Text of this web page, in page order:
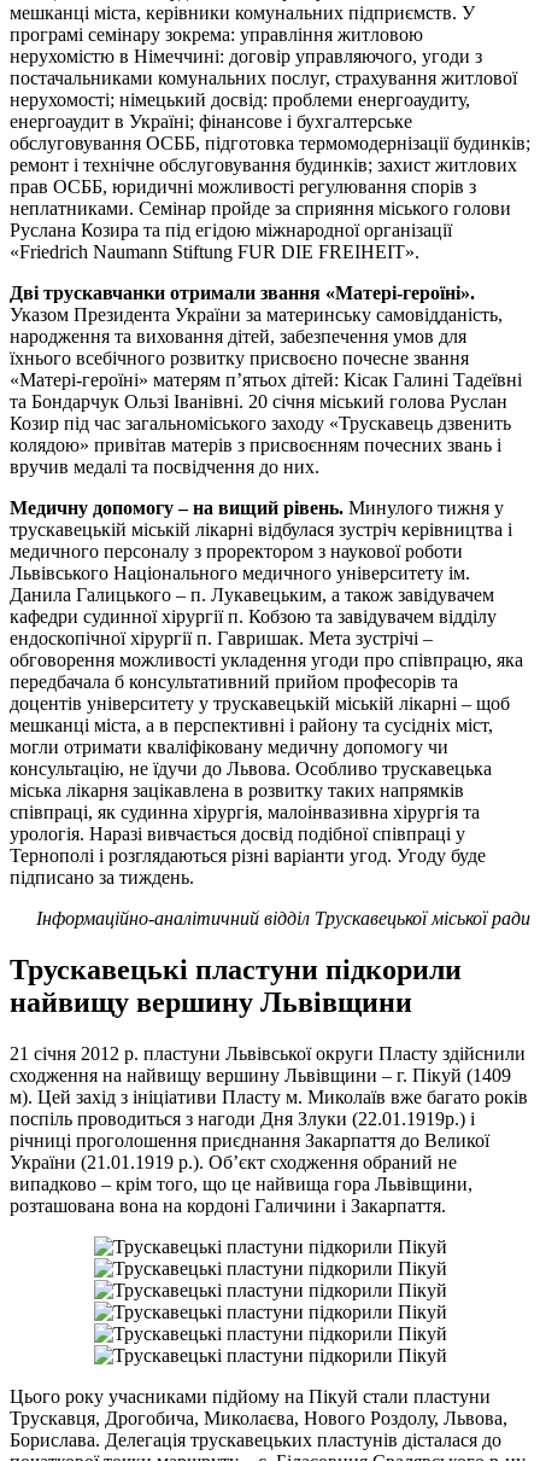
мешканці міста, керівники комунальних підприємств. У
програмі семінару зокрема: управління житловою
нерухомістю в Німеччині: договір управляючого, угоди з
постачальниками комунальних послуг, страхування житлової
нерухомості; німецький досвід: проблеми енергоаудиту,
енергоаудит в Україні; фінансове і бухгалтерське
обслуговування ОСББ, підготовка термомодернізації будинків;
ремонт і технічне обслуговування будинків; захист житлових
прав ОСББ, юридичні можливості регулювання спорів з
неплатниками. Семінар пройде за сприяння міського голови
Руслана Козира та під егідою міжнародної організації
«Friedrich Naumann Stiftung FUR DIE FREIHEIT».
Дві трускавчанки отримали звання «Матері-героїні».
Указом Президента України за материнську самовідданість,
народження та виховання дітей, забезпечення умов для
їхнього всебічного розвитку присвоєно почесне звання
«Матері-героїні» матерям п’ятьох дітей: Кісак Галині Тадеївні
та Бондарчук Ользі Іванівні. 20 січня міський голова Руслан
Козир під час загальноміського заходу «Трускавець дзвенить
колядою» привітав матерів з присвоєнням почесних звань і
вручив медалі та посвідчення до них.
Медичну допомогу – на вищий рівень. Минулого тижня у
трускавецькій міській лікарні відбулася зустріч керівництва і
медичного персоналу з проректором з наукової роботи
Львівського Національного медичного університету ім.
Данила Галицького – п. Лукавецьким, а також завідувачем
кафедри судинної хірургії п. Кобзою та завідувачем відділу
ендоскопічної хірургії п. Гавришак. Мета зустрічі –
обговорення можливості укладення угоди про співпрацю, яка
передбачала б консультативний прийом професорів та
доцентів університету у трускавецькій міській лікарні – щоб
мешканці міста, а в перспективні і району та сусідніх міст,
могли отримати кваліфіковану медичну допомогу чи
консультацію, не їдучи до Львова. Особливо трускавецька
міська лікарня зацікавлена в розвитку таких напрямків
співпраці, як судинна хірургія, малоінвазивна хірургія та
урологія. Наразі вивчається досвід подібної співпраці у
Тернополі і розглядаються різні варіанти угод. Угоду буде
підписано за тиждень.
Інформаційно-аналітичний відділ Трускавецької міської ради
Трускавецькі пластуни підкорили
найвищу вершину Львівщини
21 січня 2012 р. пластуни Львівської округи Пласту здійснили
сходження на найвищу вершину Львівщини – г. Пікуй (1409
м). Цей захід з ініціативи Пласту м. Миколаїв вже багато років
поспіль проводиться з нагоди Дня Злуки (22.01.1919р.) і
річниці проголошення приєднання Закарпаття до Великої
України (21.01.1919 р.). Об’єкт сходження обраний не
випадково – крім того, що це найвища гора Львівщини,
розташована вона на кордоні Галичини і Закарпаття.
Цього року учасниками підйому на Пікуй стали пластуни
Трускавця, Дрогобича, Миколаєва, Нового Роздолу, Львова,
Борислава. Делегація трускавецьких пластунів дісталася до